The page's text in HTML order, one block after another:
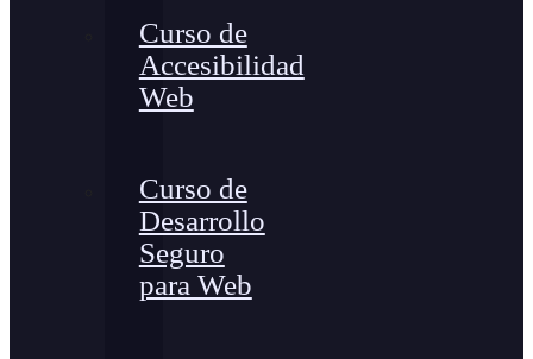
Curso de
Accesibilidad
Web
Curso de
Desarrollo
Seguro
para Web